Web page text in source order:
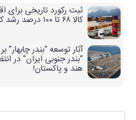
ثبت رکورد تاریخی برای
کالا ۶۸ تا ۱۰۰ درصد رشد کرد +جزئیات
آثار توسعه “بندر
“بندر جنوبی ایران” در
هند و پاکستان!